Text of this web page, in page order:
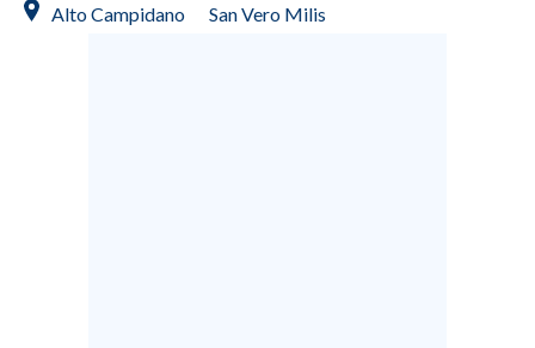
Alto Campidano San Vero Milis